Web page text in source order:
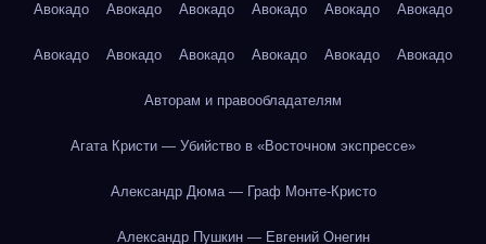
Авокадо Авокадо Авокадо Авокадо Авокадо Авокадо
Авокадо Авокадо Авокадо Авокадо Авокадо Авокадо
Авторам и правообладателям
Агата Кристи — Убийство в «Восточном экспрессе»
Александр Дюма — Граф Монте-Кристо
Александр Пушкин — Евгений Онегин